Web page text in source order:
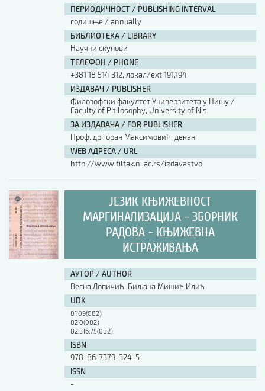
ПЕРИОДИЧНОСТ / PUBLISHING INTERVAL
годишње / annually
БИБЛИОТЕКА / LIBRARY
Научни скупови
ТЕЛЕФОН / PHONE
+381 18 514 312, локал/ext 191,194
ИЗДАВАЧ / PUBLISHER
Филозофски факултет Универзитета у Нишу /
Faculty of Philosophy, University of Nis
ЗА ИЗДАВАЧА / FOR PUBLISHER
Проф. др Горан Максимовић, декан
WEB АДРЕСА / URL
http://www.filfak.ni.ac.rs/izdavastvo
ЈЕЗИК КЊИЖЕВНОСТ
МАРГИНАЛИЗАЦИЈА - ЗБОРНИК
РАДОВА - КЊИЖЕВНА
ИСТРАЖИВАЊА
АУТОР / AUTHOR
Весна Лопичић, Биљана Мишић Илић
UDK
81'09(082)
82'0(082)
82:316.75(082)
ISBN
978-86-7379-324-5
ISSN
-